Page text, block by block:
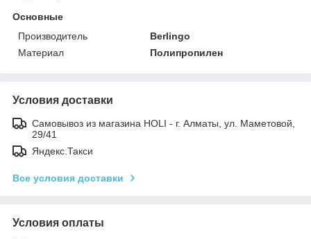
Основные
Производитель
Berlingo
Материал
Полипропилен
Условия доставки
Самовывоз из магазина HOLI - г. Алматы, ул. Маметовой,
29/41
Яндекс.Такси
Все условия доставки
Условия оплаты